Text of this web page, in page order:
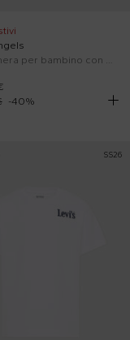
T-shirt nera per bambino con Teddy Bear
-40%
SS26